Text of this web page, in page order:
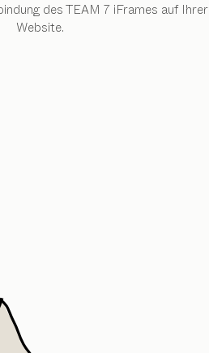
des TEAM 7 iFrames auf Ihrer
Website.